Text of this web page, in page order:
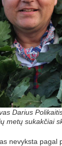
Darius
metų sukakčiai
nevyksta pagal